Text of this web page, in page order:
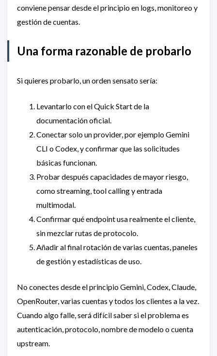
conviene pensar desde el principio en logs, monitoreo y
gestión de cuentas.
Una forma razonable de probarlo
Si quieres probarlo, un orden sensato sería:
Levantarlo con el Quick Start de la
documentación oficial.
Conectar solo un provider, por ejemplo Gemini
CLI o Codex, y confirmar que las solicitudes
básicas funcionan.
Probar después capacidades de mayor riesgo,
como streaming, tool calling y entrada
multimodal.
Confirmar qué endpoint usa realmente el cliente,
sin mezclar rutas de protocolo.
Añadir al final rotación de varias cuentas, paneles
de gestión y estadísticas de uso.
No conectes desde el principio Gemini, Codex, Claude,
OpenRouter, varias cuentas y todos los clientes a la vez.
Cuando algo falle, será difícil saber si el problema es
autenticación, protocolo, nombre de modelo o cuenta
upstream.